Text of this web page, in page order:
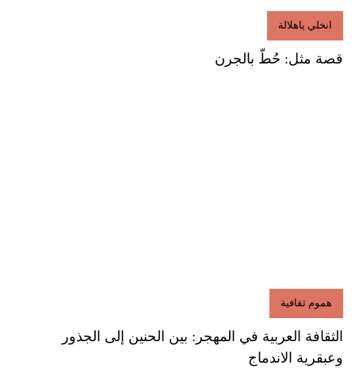
انخلي ياهلالة
قصة مثل: حُطّ بالجرن
هموم ثقافية
الثقافة العربية في المهجر: بين الحنين إلى الجذور
وعبقرية الاندماج